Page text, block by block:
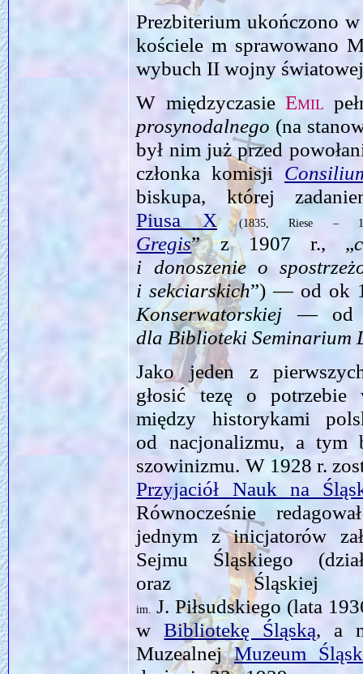
Prezbiterium ukończono
kościele m sprawowano
wybuch II wojny
W międzyczasie Emil
prosynodalnego (na
był nim już przed
członka komisji
biskupa, której
Piusa X
(1835, Riese –
Gregis” z 1907 r., „
i donoszenie o
i sekciarskich”) — od ok
Konserwatorskiej —
dla Biblioteki Seminarium
Jako jeden z
głosić tezę o potrzebie
między historykami
od nacjonalizmu, a tym
szowinizmu. W 1928 r.
Przyjaciół Nauk na
Równocześnie
jednym z inicjatorów
Sejmu Śląskiego
oraz Śląskiej
im. J. Piłsudskiego (lata
wBibliotekę Śląską, a
MuzealnejMuzeum